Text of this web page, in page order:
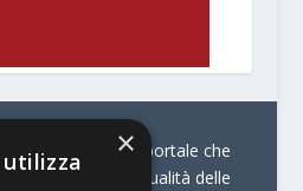
è il portale che
e l’attualità delle
×